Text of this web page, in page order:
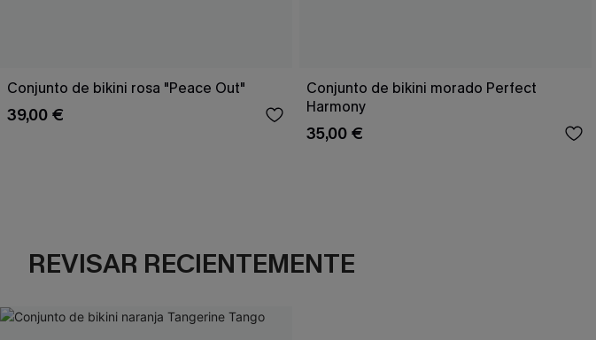
Conjunto de bikini rosa "Peace Out"
39,00 €
Conjunto de bikini morado Perfect
Harmony
35,00 €
REVISAR RECIENTEMENTE